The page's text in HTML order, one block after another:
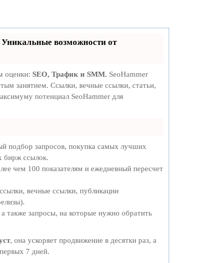
возможности от
оценки: SEO, Трафик и SMM. SeoHammer
занятием. Ссылки, вечные ссылки, статьи,
потенциал SeoHammer для
подбор запросов, покупка самых лучших
бирж ссылок.
чем 100 показателям и ежедневный пересчет
вечные ссылки, публикации
также запросы, на которые нужно обратить
, она ускоряет продвижение в десятки раз, а
7 дней.